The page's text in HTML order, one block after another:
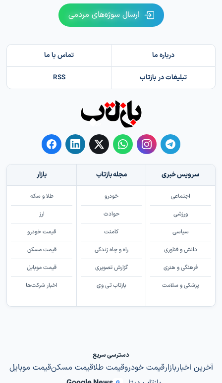
ارسال سوژه‌های مردمی
درباره ما تماس با ما
تبلیغات در بازتاب RSS
سرویس خبری
اجتماعی
ورزشی
سیاسی
دانش و فناوری
فرهنگی و هنری
پزشکی و سلامت
مجله بازتاب
خودرو
حوادث
کامنت
راه و چاه زندگی
گزارش تصویری
بازتاب تی وی
بازار
طلا و سکه
ارز
قیمت خودرو
قیمت مسکن
قیمت موبایل
اخبار شرکت‌ها
دسترسی سریع
آخرین اخباربازارقیمت خودروقیمت طلاقیمت مسکنقیمت موبایل